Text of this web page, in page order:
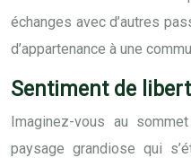
échanges avec d’autres
d’appartenance à une
Sentiment de
Imaginez-vous au
paysage grandiose qui